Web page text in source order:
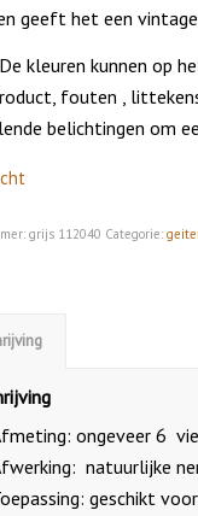
geeft het een
kleuren kunnen op
fouten ,
belichtingen om
grijs 112040 Categorie:
ongeveer 6
natuurlijke
geschikt